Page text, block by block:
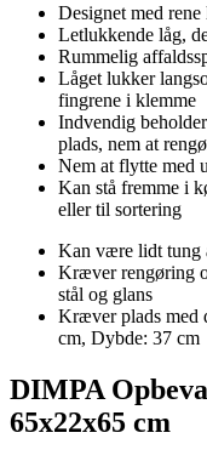
Designet med
Letlukkende låg,
Rummelig
Låget lukker
fingrene i klemme
Indvendig
plads, nem at
Nem at flytte med
Kan stå fremme i
eller til sortering
Kan være lidt tung
Kræver rengøring
stål og glans
Kræver plads med
cm, Dybde: 37 cm
DIMPA
65x22x65 cm